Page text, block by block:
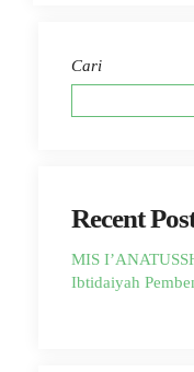
Cari
Recent
MIS
Ibtidaiyah